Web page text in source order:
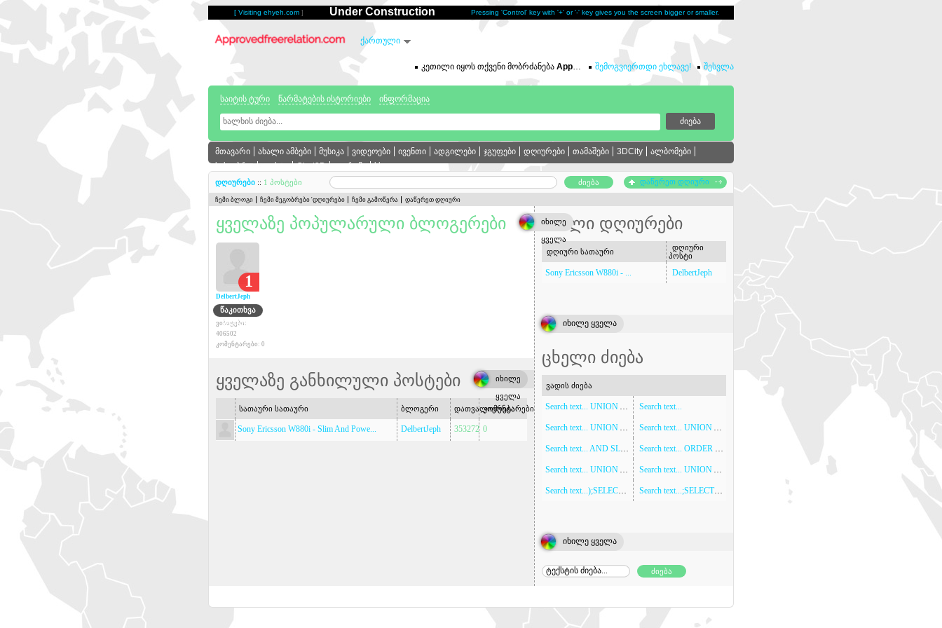
[ Visiting ehyeh.com ] Under Construction Pressing 'Control' key with '+' or '-' key gives you the screen bigger or smaller.
ქართული
კეთილი იყოს თქვენი მობრძანება Approvedfreerelation.com შემოგვიერთდი ეხლავე! შესვლა
საიტის ტური წარმატების ისტორიები ინფორმაცია
მთავარი ახალი ამბები მუსიკა ვიდეოები ივენთი ადგილები ჯგუფები დღიურები თამაშები 3DCity
ალბომები
სასაუბრო
ფოსტა Chat3D ფორუმი სხვა
დღიურები :: 1 პოსტები დაწერეთ დღიური
ჩემი ბლოგი ჩემი მეგობრები 'დღიურები ჩემი გამოწერა დაწერეთ დღიური
ყველაზე პოპულარული ბლოგერები იხილე
ყველა
1
DelbertJeph
წაკითხვა
დღიური
ვიზიტები:
406502
კომენტარები: 0
ყველაზე განხილული პოსტები იხილე
ყველა
სათაური სათაური
ბლოგერი დათვალიერება
კომენტარები
Sony Ericsson W880i - Slim And Powe... DelbertJeph 353272 0
ახალი დღიურები
დღიური სათაური
დღიური
პოსტი
Sony Ericsson W880i - ... DelbertJeph
იხილე ყველა
ცხელი ძიება
ვადის ძიება
Search text... UNION ALL SELECT NULL,NULL,NULL,NULL,NULL,NULL,NULL,NULL,NULL,NULL Search text...
Search text... UNION ALL SELECT NULL Search text... UNION ALL SELECT NULL,NULL
Search text... AND SLEEP(5) Search text... ORDER BY 1
Search text... UNION ALL SELECT NULL,NULL,NULL,NULL,NULL,NULL,NULL,NULL,NULL Search text... UNION ALL SELECT NULL,NULL,NULL,NULL,NULL,NULL,NULL
Search text...);SELECT SLEEP(5) Search text...;SELECT SLEEP(5)
იხილე ყველა